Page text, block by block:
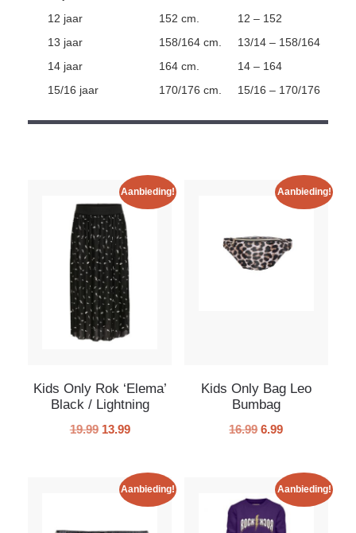
12 jaar
152 cm.
12 – 152
13 jaar
158/164 cm.
13/14 – 158/164
14 jaar
164 cm.
14 – 164
15/16 jaar
170/176 cm. 15/16 – 170/176
Aanbieding!
Kids Only Rok ‘Elema’
Black / Lightning
19.99 13.99
Aanbieding!
Kids Only Bag Leo
Bumbag
16.99 6.99
Aanbieding! Aanbieding!